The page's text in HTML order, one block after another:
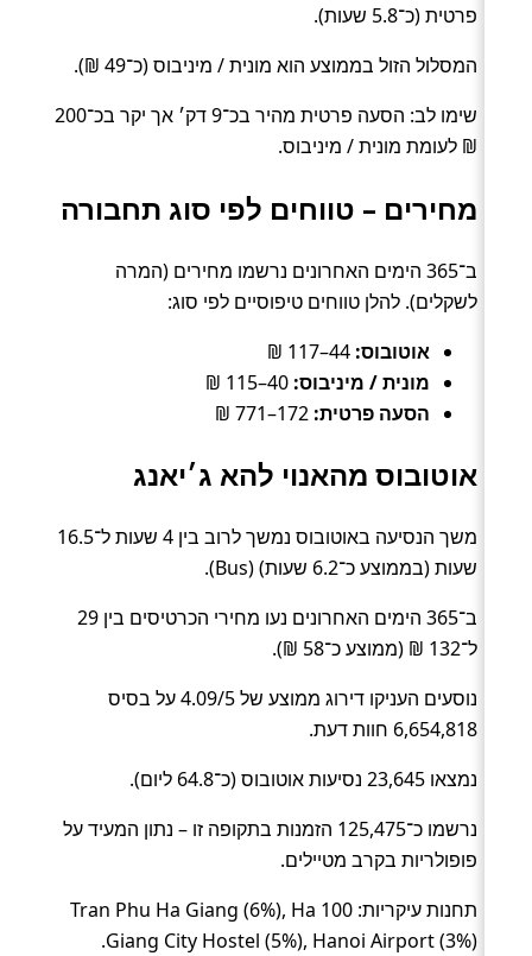
פרטית (כ־5.8 שעות).
המסלול הזול בממוצע הוא מונית / מיניבוס (כ־49 ₪).
שימו לב: הסעה פרטית מהיר בכ־9 דק׳ אך יקר בכ־200
₪ לעומת מונית / מיניבוס.
מחירים – טווחים לפי סוג תחבורה
ב־365 הימים האחרונים נרשמו מחירים (המרה
לשקלים). להלן טווחים טיפוסיים לפי סוג:
אוטובוס:
מונית / מיניבוס:
הסעה פרטית:
אוטובוס מהאנוי להא ג׳יאנג
משך הנסיעה באוטובוס נמשך לרוב בין 4 שעות ל־16.5
שעות (בממוצע כ־6.2 שעות) (Bus).
ב־365 הימים האחרונים נעו מחירי הכרטיסים בין 29
ל־132 ₪ (ממוצע כ־58 ₪).
נוסעים העניקו דירוג ממוצע של 4.09/5 על בסיס
6,654,818 חוות דעת.
נמצאו 23,645 נסיעות אוטובוס (כ־64.8 ליום).
נרשמו כ־125,475 הזמנות בתקופה זו – נתון המעיד על
פופולריות בקרב מטיילים.
תחנות עיקריות: 100 Tran Phu Ha Giang (6%), Ha
Giang City Hostel (5%), Hanoi Airport (3%).